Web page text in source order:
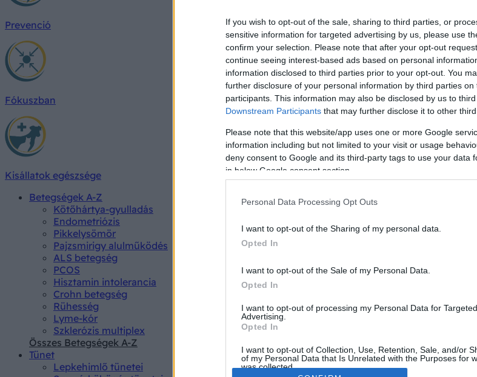
If you wish to opt-out of the sale, sharing to third parties, or
sensitive information for targeted advertising by us, please use
confirm your selection. Please note that after your opt-out
continue seeing interest-based ads based on personal
information disclosed to third parties prior to your opt-out. You
further disclosure of your personal information by third parties on
participants. This information may also be disclosed by us to
Downstream Participants that may further disclose it to other third
Please note that this website/app uses one or more Google
information including but not limited to your visit or usage
deny consent to Google and its third-party tags to use your data
in below Google consent section.
Personal Data Processing Opt Outs
I want to opt-out of the Sharing of my personal data.
Opted In
I want to opt-out of the Sale of my Personal Data.
Opted In
I want to opt-out of processing my Personal Data for Targeted
Advertising.
Opted In
I want to opt-out of Collection, Use, Retention, Sale, and/or
of my Personal Data that Is Unrelated with the Purposes for
was collected.
Prevenció
Fókuszban
Kisállatok egészsége
Betegségek A-Z
Kötőhártya-gyulladás
Endometriózis
Pikkelysömör
Pajzsmirigy alulműködés
ALS betegség
PCOS
Hisztamin intolerancia
Crohn betegség
Rühesség
Lyme-kór
Szklerózis multiplex
Összes Betegségek A-Z
Tünet
Lepkehimlő tünetei